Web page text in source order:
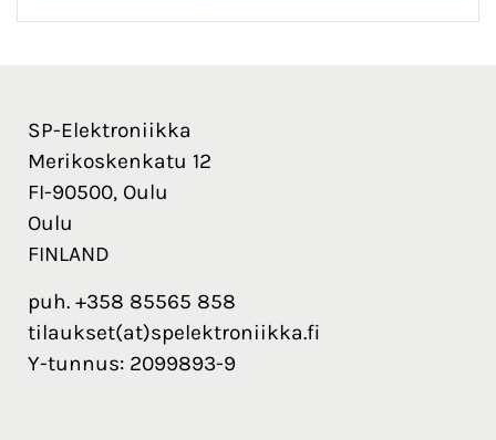
SP-Elektroniikka
Merikoskenkatu 12
FI-90500, Oulu
Oulu
FINLAND
puh. +358 85565 858
tilaukset(at)spelektroniikka.fi
Y-tunnus: 2099893-9